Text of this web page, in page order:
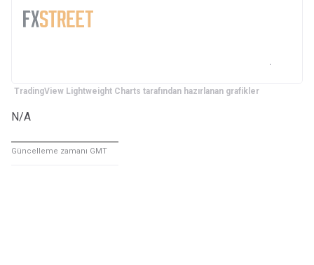
TradingView Lightweight Charts tarafından hazırlanan grafikler
N/A
Güncelleme zamanı GMT